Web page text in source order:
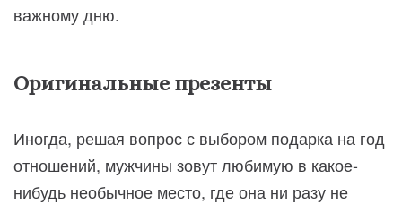
важному дню.
Оригинальные презенты
Иногда, решая вопрос с выбором подарка на год
отношений, мужчины зовут любимую в какое-
нибудь необычное место, где она ни разу не